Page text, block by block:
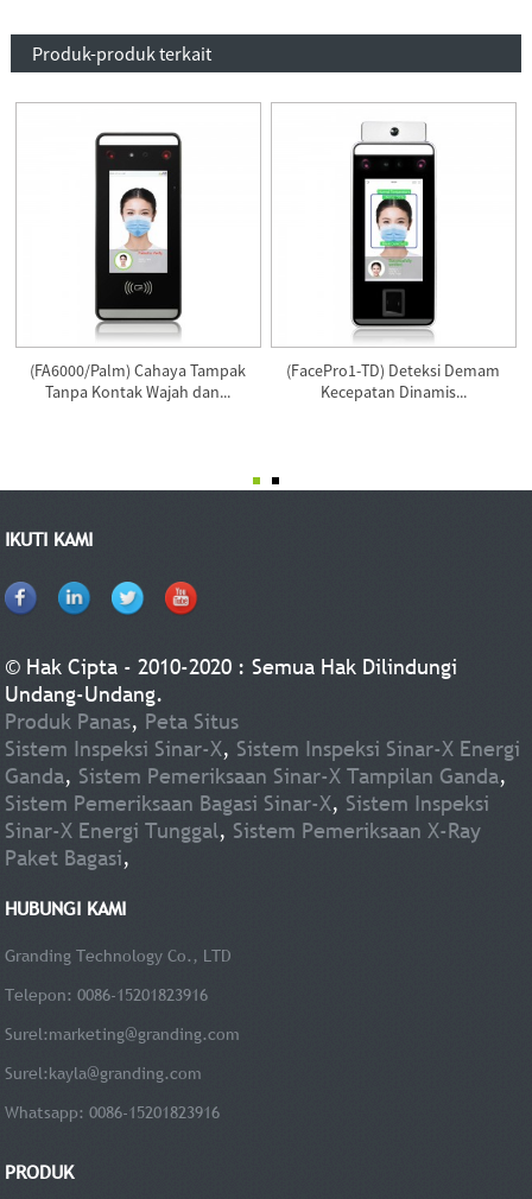
Produk-produk terkait
(FA6000/Palm) Cahaya Tampak
Tanpa Kontak Wajah dan...
(FacePro1-TD) Deteksi Demam
Kecepatan Dinamis...
IKUTI KAMI
© Hak Cipta - 2010-2020 : Semua Hak Dilindungi
Undang-Undang.
Produk Panas, Peta Situs
Sistem Inspeksi Sinar-X, Sistem Inspeksi Sinar-X Energi
Ganda, Sistem Pemeriksaan Sinar-X Tampilan Ganda,
Sistem Pemeriksaan Bagasi Sinar-X, Sistem Inspeksi
Sinar-X Energi Tunggal, Sistem Pemeriksaan X-Ray
Paket Bagasi,
HUBUNGI KAMI
Granding Technology Co., LTD
Telepon: 0086-15201823916
Surel:marketing@granding.com
Surel:kayla@granding.com
Whatsapp: 0086-15201823916
PRODUK